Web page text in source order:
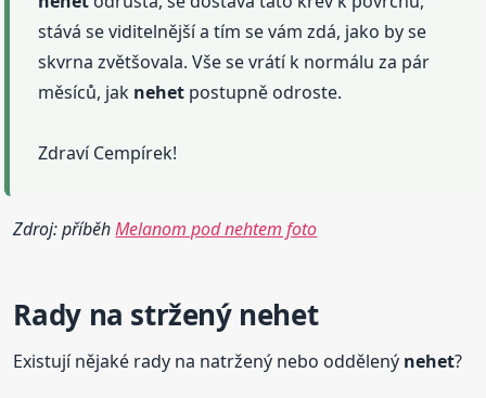
stává se viditelnější a tím se vám zdá, jako by se
skvrna zvětšovala. Vše se vrátí k normálu za pár
měsíců, jak nehet postupně odroste.
Zdraví Cempírek!
Zdroj: příběhMelanom pod nehtem foto
Rady na stržený nehet
Existují nějaké rady na natržený nebo oddělený nehet?